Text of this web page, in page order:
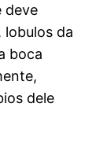
deve
lobulos da
boca
dele